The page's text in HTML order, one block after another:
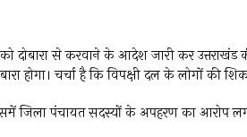
दोबारा से करवाने के आदेश जारी कर उत्तराखंड
होगा। चर्चा है कि विपक्षी दल के लोगों की
जिला पंचायत सदस्यों के अपहरण का आरोप